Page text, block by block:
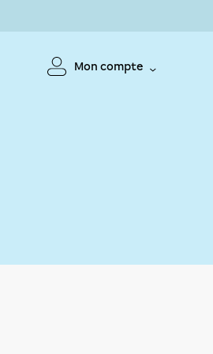
Mon compte